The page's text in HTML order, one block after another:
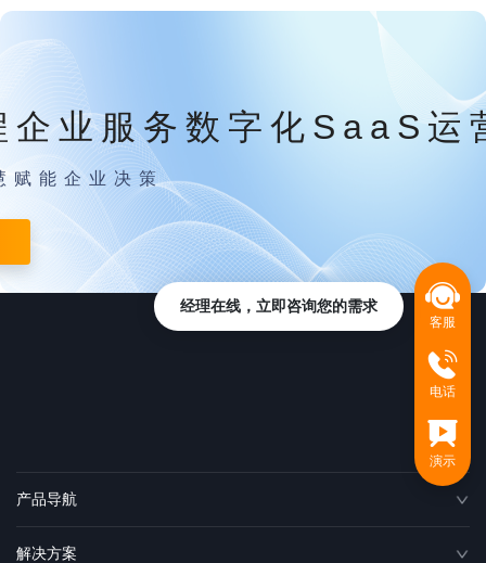
企业服务数字化SaaS运
赋能企业决策
产品导航
解决方案
客服
电话
演示
经理在线，立即咨询您的需求